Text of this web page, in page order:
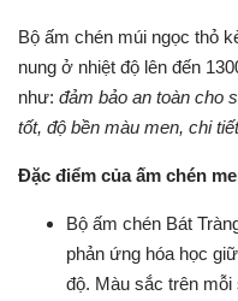
Bộ ấm chén múi ngọc thỏ
nung ở nhiệt độ lên đến
như: đảm bảo an toàn cho
tốt, độ bền màu men, chi
Đặc điểm của ấm chén
Bộ ấm chén Bát
phản ứng hóa học
độ. Màu sắc trên